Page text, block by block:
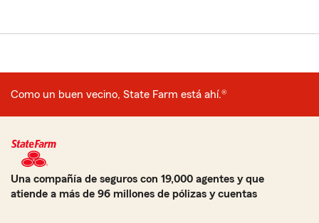
Como un buen vecino, State Farm está ahí.®
Una compañía de seguros con 19,000 agentes y que
atiende a más de 96 millones de pólizas y cuentas